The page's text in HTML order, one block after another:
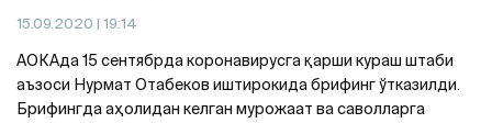
15.09.2020 | 19:14
AОКAда 15 cентябрда коронавирусга қарши кураш штаби
аъзоси Нурмат Отабеков иштирокида брифинг ўтказилди.
Брифингда аҳолидан келган мурожаат ва саволларга